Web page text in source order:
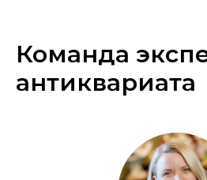
Команда
антиквариата